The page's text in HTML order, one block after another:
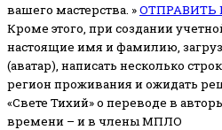
вашего мастерства. »
Кроме этого, при создании
настоящие имя и фамилию,
(аватар), написать несколько
регион проживания и ожидать
«Свете Тихий» о переводе в
времени – и в члены МПЛО